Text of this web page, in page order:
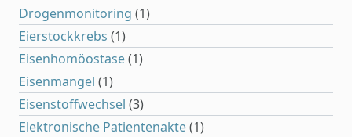
Drogenmonitoring (1)
Eierstockkrebs (1)
Eisenhomöostase(1)
Eisenmangel (1)
Eisenstoffwechsel (3)
Elektronische Patientenakte(1)